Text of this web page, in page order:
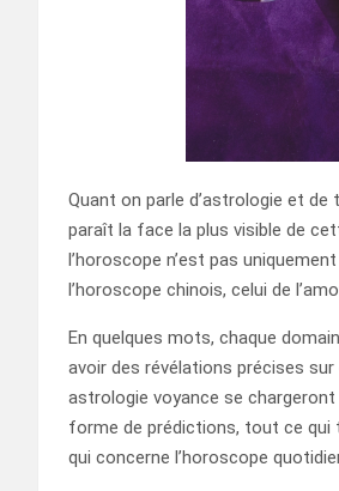
Quant on parle d’astrologie et
paraît la face la plus visible de
l’horoscope n’est pas
l’horoscope chinois, celui de
En quelques mots, chaque
avoir des révélations précises
astrologie voyance se
forme de prédictions, tout ce qui
qui concerne l’horoscope